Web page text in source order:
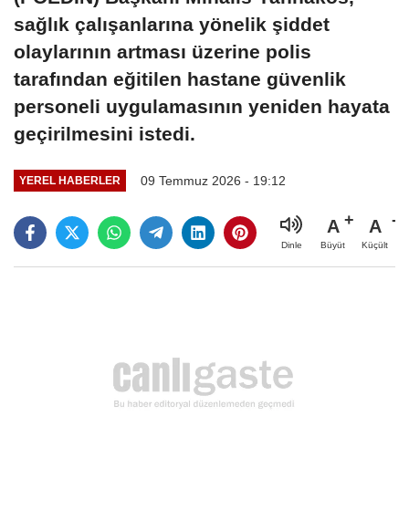
sağlık çalışanlarına yönelik şiddet
olaylarının artması üzerine polis
tarafından eğitilen hastane güvenlik
personeli uygulamasının yeniden hayata
geçirilmesini istedi.
YEREL HABERLER 09 Temmuz 2026 - 19:12
Dinle
A
Büyüt
A
Küçült